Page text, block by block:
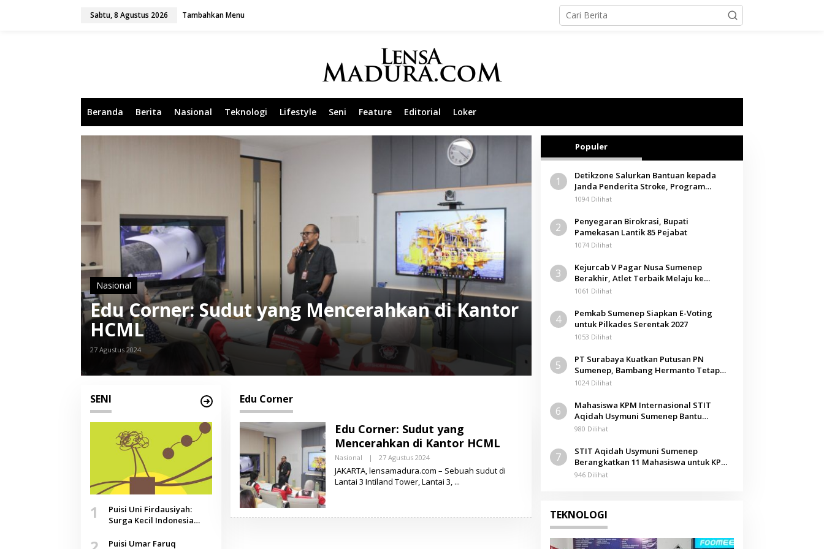
Sabtu, 8 Agustus 2026 Tambahkan Menu
Beranda Berita Nasional Teknologi Lifestyle Seni Feature Editorial Loker
Nasional
Edu Corner: Sudut yang Mencerahkan di Kantor
HCML
27 Agustus 2024
SENI
1
Puisi Uni Firdausiyah:
Surga Kecil Indonesia
Doa yang Jauh, Narasi
Puisi Umar Faruq
Edu Corner
Edu Corner: Sudut yang
Mencerahkan di Kantor HCML
Nasional | 27 Agustus 2024O
E
H
S
JAKARTA, lensamadura.com – Sebuah sudut di
Lantai 3 Intiland Tower, Lantai 3,
Populer
1
Detikzone Salurkan Bantuan kepada
Janda Penderita Stroke, Program
Berbagi Masuki Hari ke-61
1094 Dilihat
2
Penyegaran Birokrasi, Bupati
Pamekasan Lantik 85 Pejabat
1074 Dilihat
3
Kejurcab V Pagar Nusa Sumenep
Berakhir, Atlet Terbaik Melaju ke
Kejurwil Jatim
1061 Dilihat
4
Pemkab Sumenep Siapkan E-Voting
untuk Pilkades Serentak 2027
1053 Dilihat
5
PT Surabaya Kuatkan Putusan PN
Sumenep, Bambang Hermanto Tetap
Dinyatakan Pemilik Sah Tanah di
1024 Dilihat
6
Mahasiswa KPM Internasional STIT
Aqidah Usymuni Sumenep Bantu
Pengurusan Jenazah WNI di Malaysia
980 Dilihat
7
STIT Aqidah Usymuni Sumenep
Berangkatkan 11 Mahasiswa untuk KPM
Internasional di Malaysia
946 Dilihat
TEKNOLOGI